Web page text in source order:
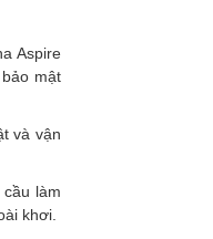
Aspire
mật
và vận
làm
khơi.